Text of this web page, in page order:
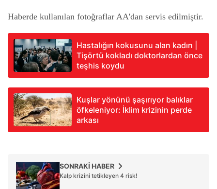
Haberde kullanılan fotoğraflar AA'dan servis edilmiştir.
Hastalığın kokusunu alan kadın |
Tişörtü kokladı doktorlardan önce
teşhis koydu
Kuşlar yönünü şaşırıyor balıklar
öfkeleniyor: İklim krizinin perde
arkası
SONRAKİ HABER
Kalp krizini tetikleyen 4 risk!